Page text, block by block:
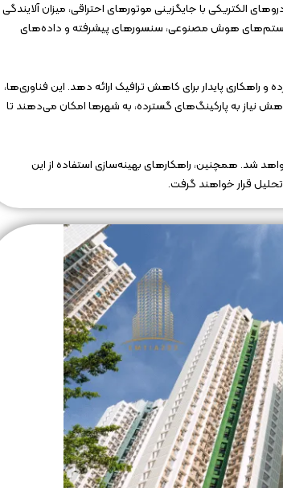
با جایگزینی موتورهای احتراقی، میزان آلایندگی
هوش مصنوعی، سنسورهای پیشرفته و داده‌های
پایدار برای کاهش ترافیک ارائه دهد. این فناوری‌ها،
نیاز به پارکینگ‌های گسترده، به شهرها امکان می‌دهند تا
شد. همچنین، راهکارهای بهینه‌سازی استفاده از این
قرار خواهند گرفت.